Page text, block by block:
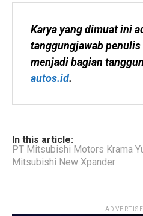
Karya yang dimuat ini
tanggungjawab
autos.id.
In this article:
PT Mitsubishi Motors Krama
Mitsubishi New Xpander